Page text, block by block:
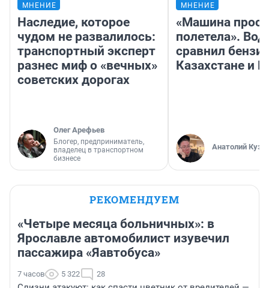
МНЕНИЕ
Наследие, которое
чудом не развалилось:
транспортный эксперт
разнес миф о «вечных»
советских дорогах
Олег Арефьев
Блогер, предприниматель,
владелец в транспортном
бизнесе
МНЕНИЕ
«Машина
полетела».
сравнил
Казахстане и
Анатолий
РЕКОМЕНДУЕМ
«Четыре месяца больничных»: в
Ярославле автомобилист изувечил
пассажира «Яавтобуса»
7 часов 5 322 28